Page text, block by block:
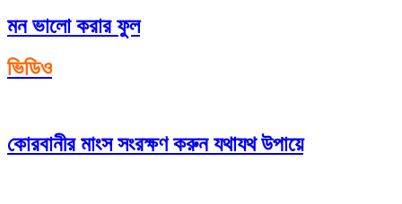
মন ভালো করার ফুল
ভিডিও
কোরবানীর মাংস সংরক্ষণ করুন যথাযথ উপায়ে